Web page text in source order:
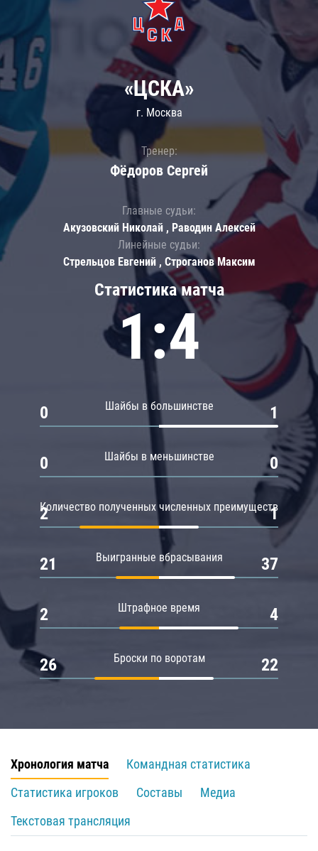
Статистика матча
1:4
Шайбы в большинстве
0 1
Шайбы в меньшинстве
0 0
Количество полученных численных преимуществ
2 1
Выигранные вбрасывания
21 37
Штрафное время
2 4
Броски по воротам
26 22
«ЦСКА»
г. Москва
Тренер:
Фёдоров Сергей
Главные судьи:
Акузовский Николай , Раводин Алексей
Линейные судьи:
Стрельцов Евгений , Строганов Максим
Хронология матча
Командная статистика
Статистика игроков
Составы
Медиа
Текстовая трансляция